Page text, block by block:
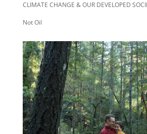
CLIMATE CHANGE & OUR DEVELOPED
Not Oil